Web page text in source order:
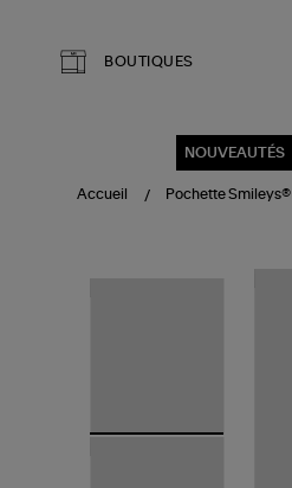
BOUTIQUES
NOUVEAUTÉS
Accueil Pochette Smileys®